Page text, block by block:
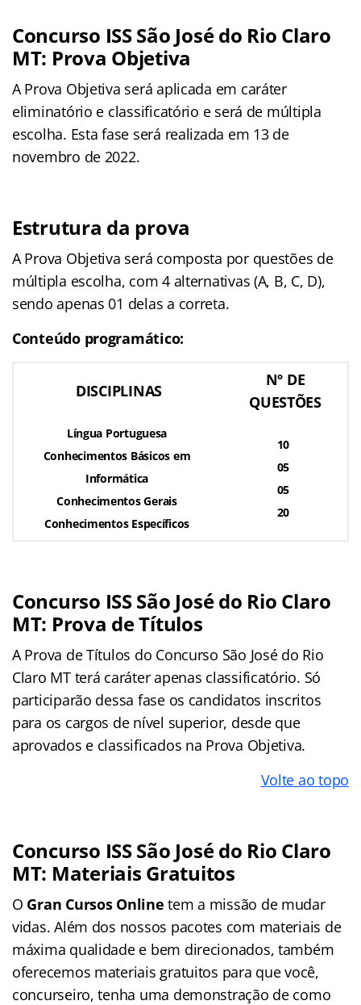
Concurso ISS São José do Rio Claro
MT: Prova Objetiva
A Prova Objetiva será aplicada em caráter
eliminatório e classificatório e será de múltipla
escolha. Esta fase será realizada em 13 de
novembro de 2022.
Estrutura da prova
A Prova Objetiva será composta por questões de
múltipla escolha, com 4 alternativas (A, B, C, D),
sendo apenas 01 delas a correta.
Conteúdo programático:
DISCIPLINAS
Nº DE
QUESTÕES
Língua Portuguesa
Conhecimentos Básicos em
Informática
Conhecimentos Gerais
Conhecimentos Específicos
10
05
05
20
Concurso ISS São José do Rio Claro
MT: Prova de Títulos
A Prova de Títulos do Concurso São José do Rio
Claro MT terá caráter apenas classificatório. Só
participarão dessa fase os candidatos inscritos
para os cargos de nível superior, desde que
aprovados e classificados na Prova Objetiva.
Volte ao topo
Concurso ISS São José do Rio Claro
MT: Materiais Gratuitos
O Gran Cursos Onlinetem a missão de mudar
vidas. Além dos nossos pacotes com materiais de
máxima qualidade e bem direcionados, também
oferecemos materiais gratuitos para que você,
concurseiro, tenha uma demonstração de como